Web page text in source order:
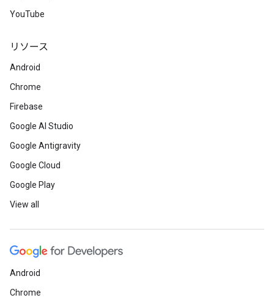
YouTube
リソース
Android
Chrome
Firebase
Google AI Studio
Google Antigravity
Google Cloud
Google Play
View all
Android
Chrome